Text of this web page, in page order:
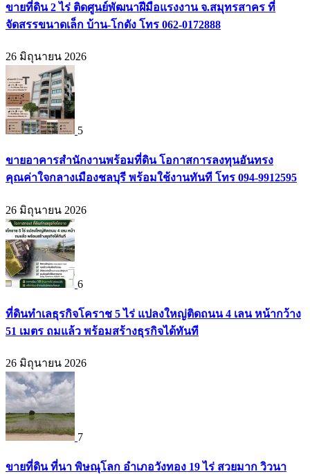
ขายที่ดิน 2 ไร่ ติดศูนย์พัฒนาฝีมือแรงงาน จ.สมุทรสาคร ที่
จัดสรรขนาดเล็ก บ้าน-โกดัง โทร 062-0172888
26 มิถุนายน 2026
5
ขายอาคารสำนักงานพร้อมที่ดิน โอกาสการลงทุนอันทรง
คุณค่าใจกลางเมืองชลบุรี พร้อมใช้งานทันที โทร 094-9912595
26 มิถุนายน 2026
6
ที่ดินทำเลธุรกิจโคราช 5 ไร่ แปลงใหญ่ติดถนน 4 เลน หน้ากว้าง
51 เมตร ถมแล้ว พร้อมสร้างธุรกิจได้ทันที
26 มิถุนายน 2026
7
ขายที่ดิน ที่นา พิษณุโลก อำเภอวังทอง 19 ไร่ สวยมาก วิวนา